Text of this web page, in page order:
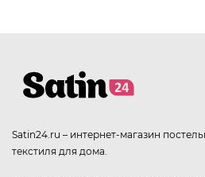
Satin24.ru – интернет-магазин
текстиля для дома.